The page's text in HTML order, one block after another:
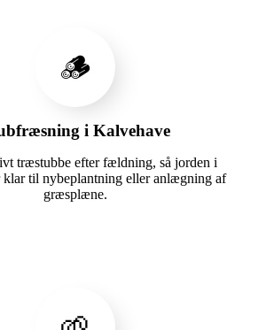
🪵
i Kalvehave
træstubbe efter fældning, så jorden i
klar til nybeplantning eller anlægning af
græsplæne.